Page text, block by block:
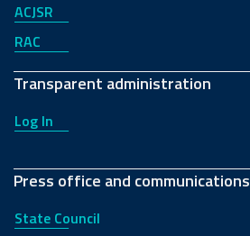
ACJSR
RAC
Transparent administration
Log In
Press office and communications
State Council